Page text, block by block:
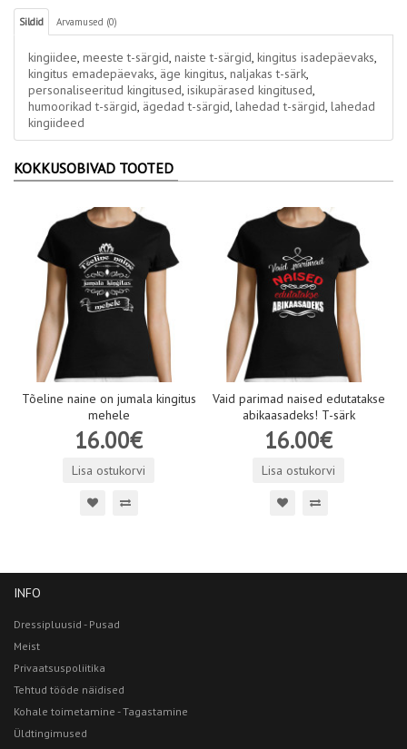
Sildid Arvamused (0)
kingiidee, meeste t-särgid, naiste t-särgid, kingitus isadepäevaks,
kingitus emadepäevaks, äge kingitus, naljakas t-särk,
personaliseeritud kingitused, isikupärased kingitused,
humoorikad t-särgid, ägedad t-särgid, lahedad t-särgid, lahedad
kingiideed
KOKKUSOBIVAD TOOTED
Tõeline naine on jumala kingitus
mehele
16.00€
Lisa ostukorvi
Vaid parimad naised edutatakse
abikaasadeks! T-särk
16.00€
Lisa ostukorvi
INFO
Dressipluusid - Pusad
Meist
Privaatsuspoliitika
Tehtud tööde näidised
Kohale toimetamine - Tagastamine
Üldtingimused